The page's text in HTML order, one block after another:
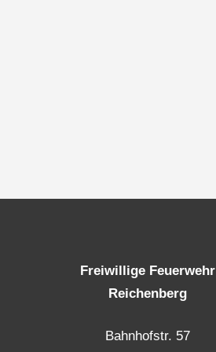
Freiwillige Feuerwehr
Reichenberg
Bahnhofstr. 57